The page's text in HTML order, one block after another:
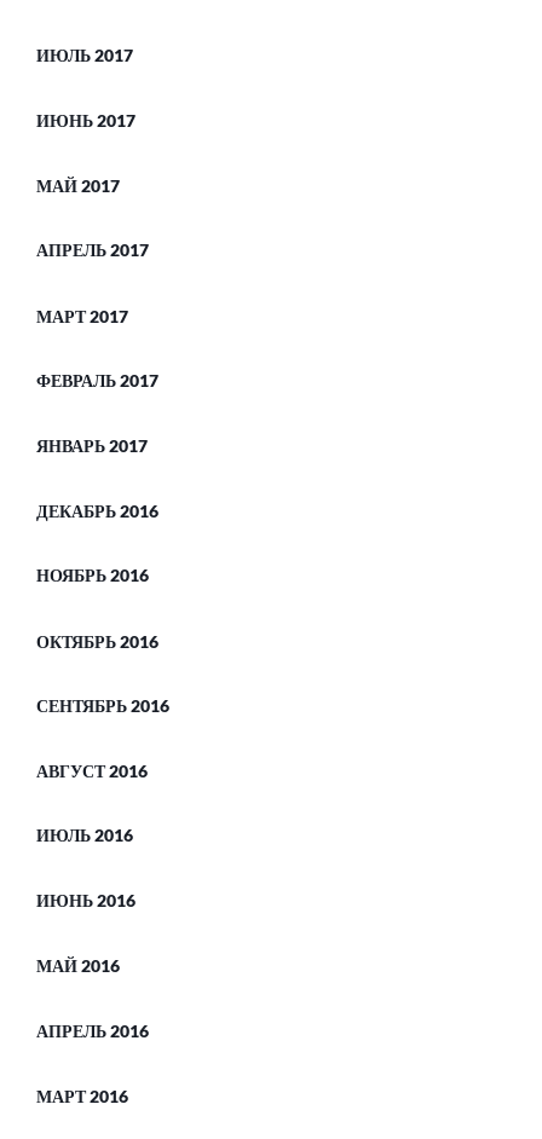
ИЮЛЬ 2017
ИЮНЬ 2017
МАЙ 2017
АПРЕЛЬ 2017
МАРТ 2017
ФЕВРАЛЬ 2017
ЯНВАРЬ 2017
ДЕКАБРЬ 2016
НОЯБРЬ 2016
ОКТЯБРЬ 2016
СЕНТЯБРЬ 2016
АВГУСТ 2016
ИЮЛЬ 2016
ИЮНЬ 2016
МАЙ 2016
АПРЕЛЬ 2016
МАРТ 2016